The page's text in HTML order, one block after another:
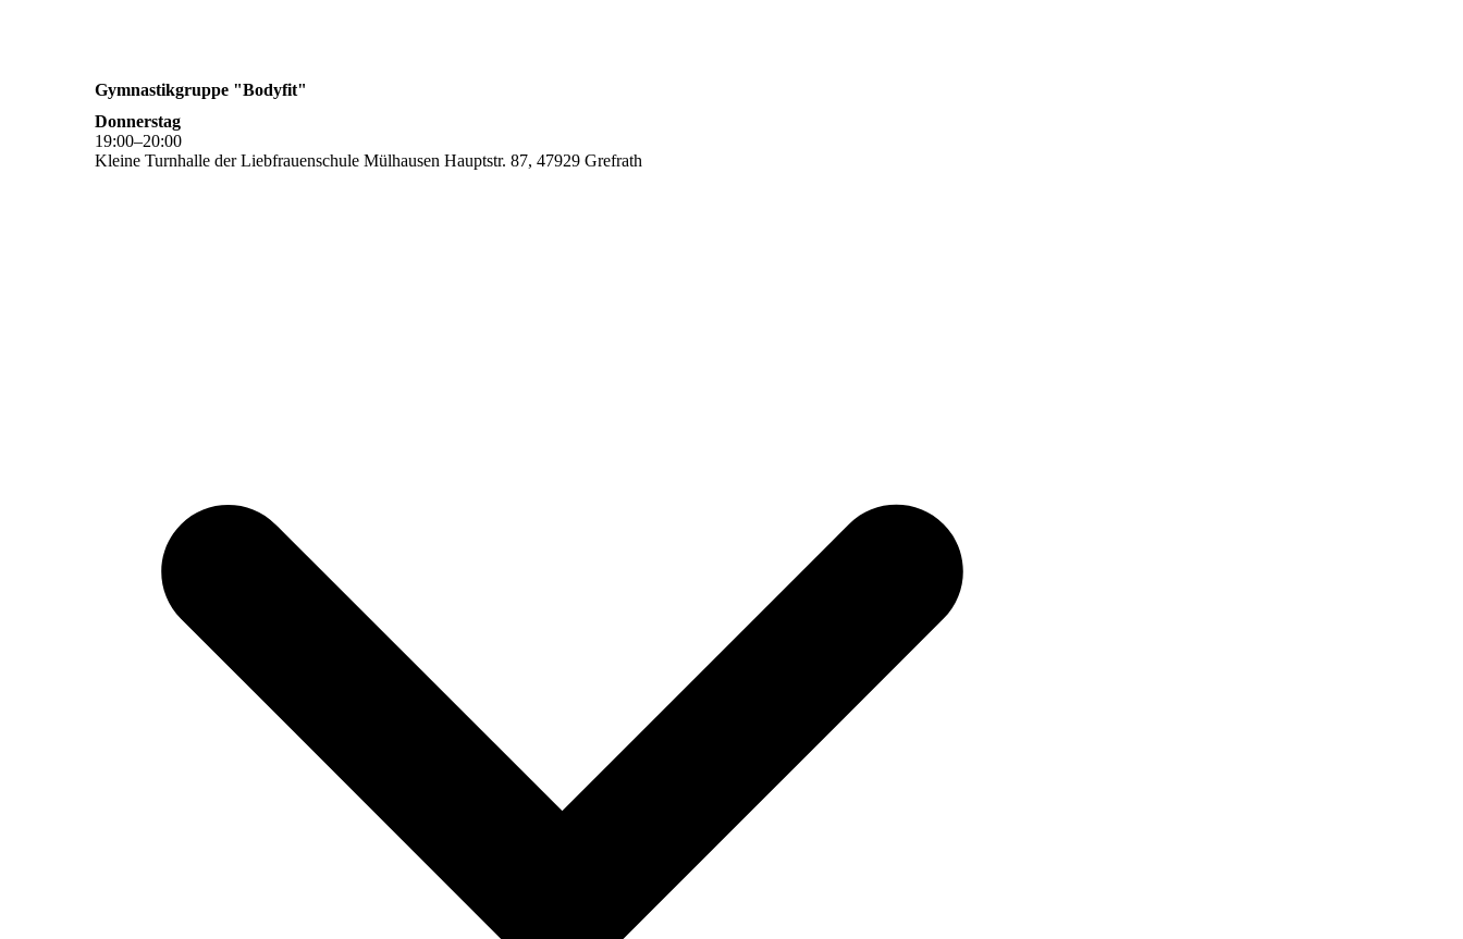
Gymnastikgruppe "Bodyfit"
Donnerstag
19:00–20:00
Kleine Turnhalle der Liebfrauenschule Mülhausen Hauptstr. 87, 47929 Grefrath